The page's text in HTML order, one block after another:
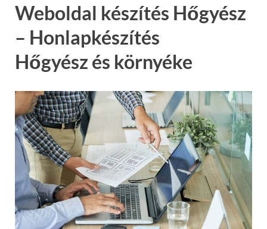
Weboldal készítés Hőgyész
– Honlapkészítés
Hőgyész és környéke